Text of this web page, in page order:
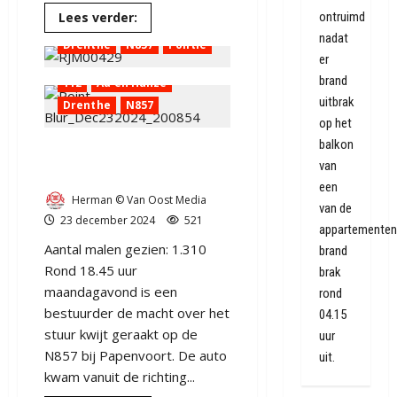
112
Aa en Hunze
Drenthe
N857 Politie
Lees verder:
meer
En
het
fout
in
Papenvoort.
112
Aa en Hunze
Drenthe
N857
Herman © Van Oost Media
23 december 2024
521
Aantal malen gezien: 1.310
Rond 18.45 uur
maandagavond is een
bestuurder de macht over het
stuur kwijt geraakt op de
N857 bij Papenvoort. De auto
kwam vanuit de richting...
ontruimd
nadat
er
brand
uitbrak
op het
balkon
van
een
van de
brand
brak
rond
04.15
uur
uit.